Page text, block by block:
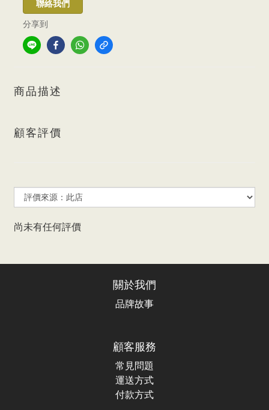
聯絡我們
分享到
商品描述
顧客評價
尚未有任何評價
關於我們
品牌故事
顧客服務
常見問題
運送方式
付款方式